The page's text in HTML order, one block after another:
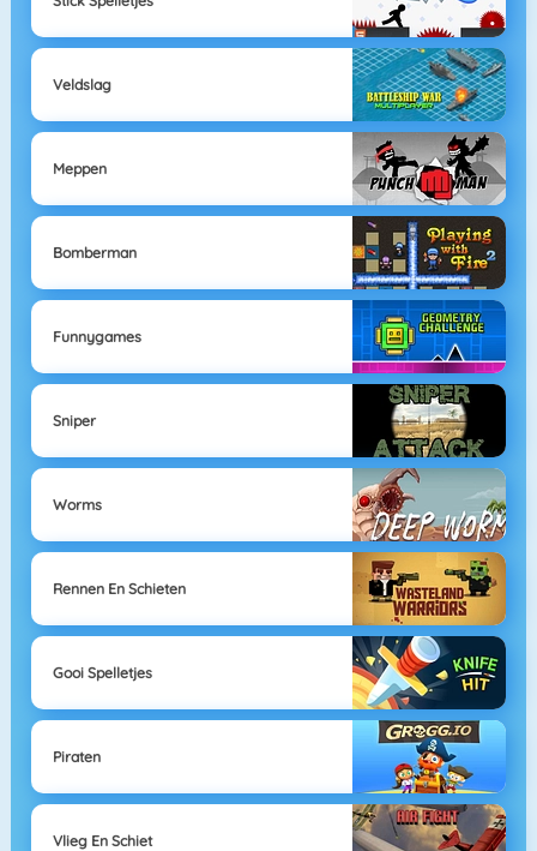
Veldslag
Meppen
Bomberman
Funnygames
Sniper
Worms
Rennen En Schieten
Gooi Spelletjes
Piraten
Vlieg En Schiet